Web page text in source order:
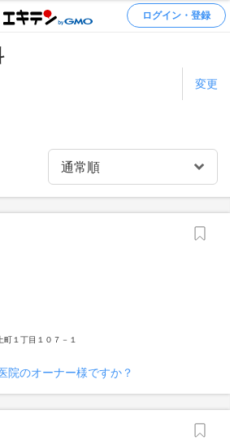
ログイン・登録
変更
１丁目１０７－１
院のオーナー様ですか？